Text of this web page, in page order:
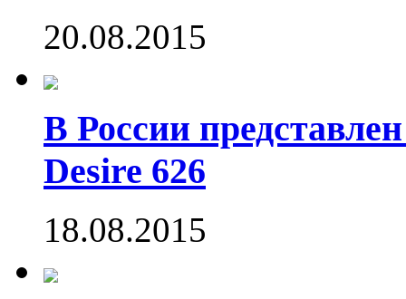
20.08.2015
В России
Desire 626
18.08.2015